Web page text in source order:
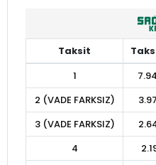
Taksit
1
2 (VADE FARKSIZ)
3 (VADE FARKSIZ)
4